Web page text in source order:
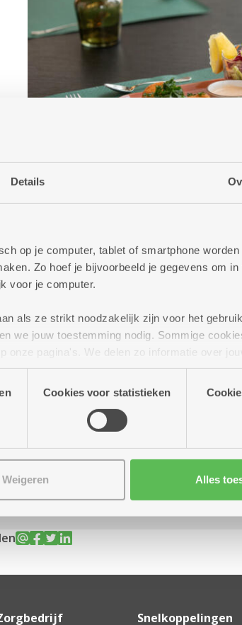
Details
op je computer, tablet of smartphone
Zo hoef je bijvoorbeeld je gegevens om in
voor je computer.
als ze strikt noodzakelijk zijn voor het
we jouw toestemming nodig. Sommige
onze pagina's. We delen zo informatie over jouw
advertenties en analyse. Deze partners
Cookies voor statistieken
Weigeren Alles
Snelkoppelingen